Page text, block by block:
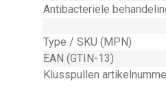
Antibacteriële
Type / SKU (MPN)
EAN (GTIN-13)
Klusspullen